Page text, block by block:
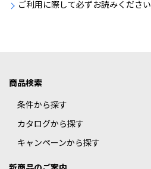
ご利用に際して必ずお読みください
商品検索
条件から探す
カタログから探す
キャンペーンから探す